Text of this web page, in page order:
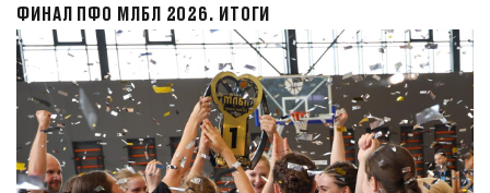
ФИНАЛ ПФО МЛБЛ 2026. ИТОГИ